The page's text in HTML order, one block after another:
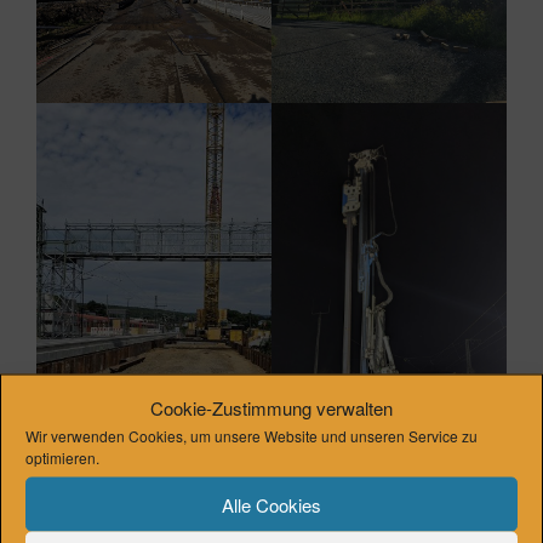
Cookie-Zustimmung verwalten
Wir verwenden Cookies, um unsere Website und unseren Service zu
optimieren.
Alle Cookies